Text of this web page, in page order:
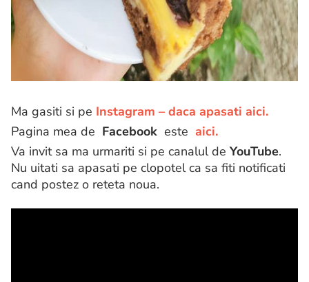
Ma gasiti si pe Instagram – daca apasati aici.
Pagina mea de Facebook este aici.
Va invit sa ma urmariti si pe canalul deYouTube.
Nu uitati sa apasati pe clopotel ca sa fiti notificati
cand postez o reteta noua.